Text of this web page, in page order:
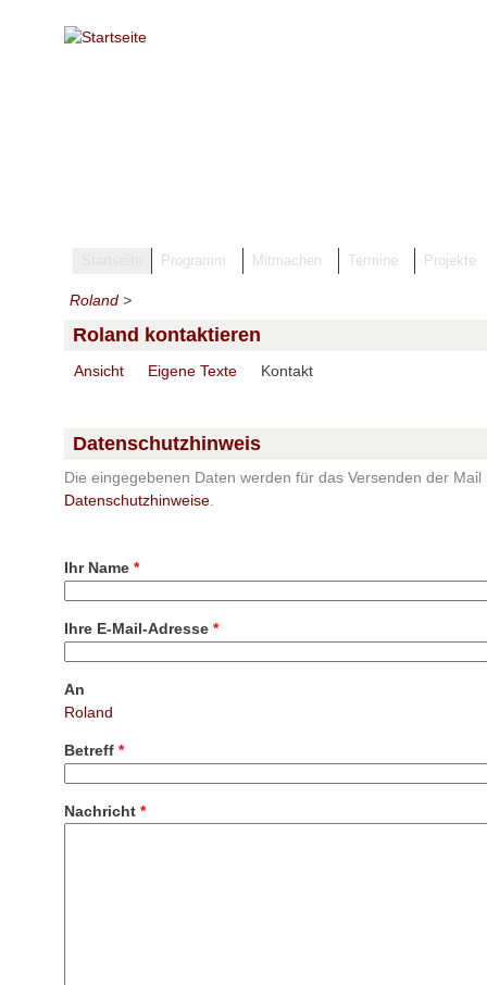
Direkt zum Inhalt
Programm Mitmachen Termine Projekte
Roland >
Roland kontaktieren
Haupt-Reiter
Ansicht Eigene Texte Kontakt
Datenschutzhinweis
Die eingegebenen Daten werden für das Versenden der
Datenschutzhinweise
Ihr Name *
Ihre E-Mail-Adresse *
An
Roland
Betreff *
Nachricht *